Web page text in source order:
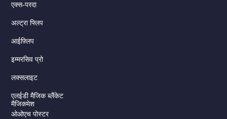
एक्स-परदा
अल्ट्रा फ्लिप
आईफ़्लिप
इम्मरसिव प्रो
लक्सलाइट
एलईडी मैजिक ब्लैंकेट
मैजिकमेश
ओओएच पोस्टर